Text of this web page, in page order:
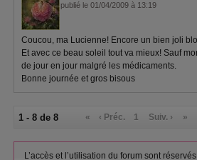
publié le 01/04/2009 à 13:19
Coucou, ma Lucienne! Encore un bien joli
Et avec ce beau soleil tout va mieux! Sauf
de jour en jour malgré les médicaments.
Bonne journée et gros bisous
1 - 8 de 8 « ‹ Préc. 1 Suiv. › »
L’accès et l’utilisation du forum sont